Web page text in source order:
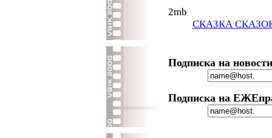
2mb
СКАЗКА
Подписка на
Подписка на